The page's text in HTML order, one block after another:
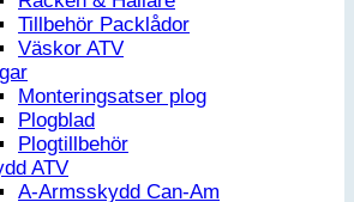
Tillbehör Packlådor
Väskor ATV
Monteringsatser plog
Plogblad
Plogtillbehör
ATV
A-Armsskydd Can-Am